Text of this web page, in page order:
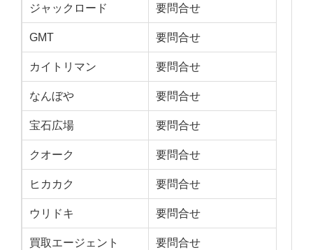
ジャックロード 要問合せ
GMT 要問合せ
カイトリマン 要問合せ
なんぼや 要問合せ
宝石広場 要問合せ
クオーク 要問合せ
ヒカカク 要問合せ
ウリドキ 要問合せ
買取エージェント 要問合せ